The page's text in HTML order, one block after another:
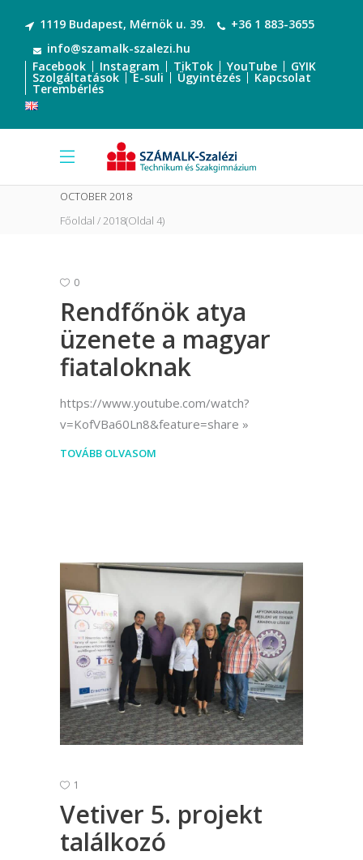
1119 Budapest, Mérnök u. 39.
+36 1 883-3655
info@szamalk-szalezi.hu
Facebook
Instagram TikTok YouTube GYIK
Szolgáltatások E-suli Ügyintézés Kapcsolat
Terembérlés
OCTOBER 2018
Főoldal 2018(Oldal 4)
0
Rendfőnök atya
üzenete a magyar
fiataloknak
https://www.youtube.com/watch?
v=KofVBa60Ln8&feature=share
TOVÁBB OLVASOM
1
Vetiver 5. projekt
találkozó